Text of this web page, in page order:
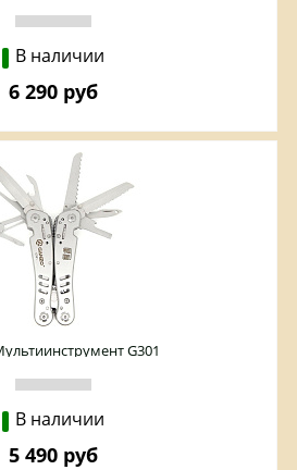
В наличии
6 290 руб
G301
В наличии
5 490 руб